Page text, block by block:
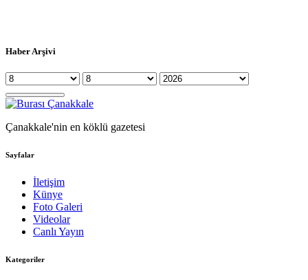
Haber Arşivi
Çanakkale'nin en köklü gazetesi
Sayfalar
İletişim
Künye
Foto Galeri
Videolar
Canlı Yayın
Kategoriler